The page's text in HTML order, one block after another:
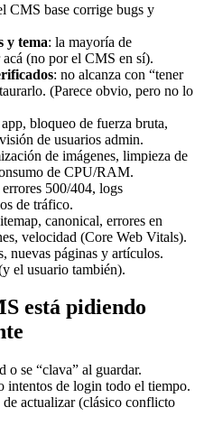
CMS base corrige bugs y
y tema: la mayoría de
(no por el CMS en sí).
: no alcanza con “tener
(Parece obvio, pero no lo
bloqueo de fuerza bruta,
de usuarios admin.
de imágenes, limpieza de
de CPU/RAM.
500/404, logs
de tráfico.
canonical, errores en
velocidad (Core Web Vitals).
nuevas páginas y artículos.
el usuario también).
está pidiendo
o se “clava” al guardar.
intentos de login todo el tiempo.
de actualizar (clásico conflicto